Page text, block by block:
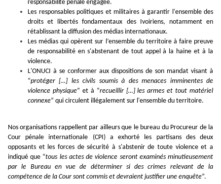
responsabilité pénale engagée.
Les responsables politiques et militaires à garantir l'ensemble des
droits et libertés fondamentaux des Ivoiriens, notamment en
rétablissant la diffusion des médias internationaux.
Les médias qui opèrent sur l’ensemble du territoire à faire preuve
de responsabilité en s'abstenant de tout appel à la haine et à la
violence.
L'ONUCI à se conformer aux dispositions de son mandat visant à
“protéger […] les civils soumis à des menaces imminentes de
violence physique” et à “recueillir […] les armes et tout matériel
connexe” qui circulent illégalement sur l'ensemble du territoire.
Nos organisations rappellent par ailleurs que le bureau du Procureur de la
Cour pénale internationale (CPI) a exhorté les partisans des deux
opposants et les forces de sécurité à s'abstenir de toute violence et a
indiqué que “tous les actes de violence seront examinés minutieusement
par le Bureau en vue de déterminer si des crimes relevant de la
compétence de la Cour sont commis et devraient justifier une enquête”.